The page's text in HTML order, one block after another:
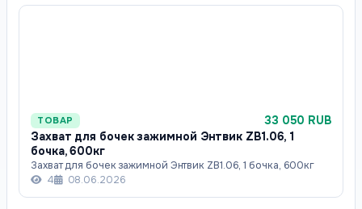
ТОВАР
33 050 RUB
Захват для бочек зажимной Энтвик ZB1.06, 1
бочка, 600кг
Захват для бочек зажимной Энтвик ZB1.06, 1 бочка, 600кг
4
08.06.2026